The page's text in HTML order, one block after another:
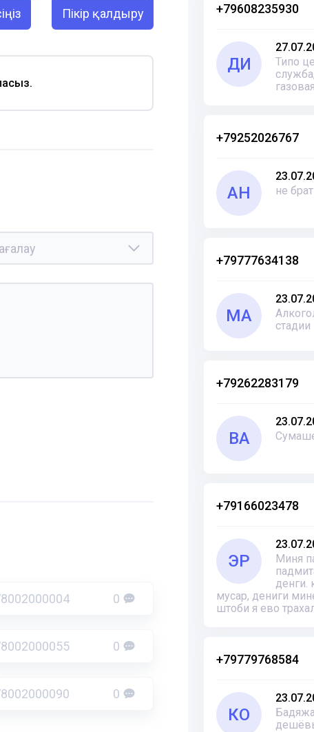
+79608235930
ДИ
Типо
+79252026767
АН
не
+79777634138
МА
стадии
+79262283179
ВА
+79166023478
ЭР
Миня
денги.
мусар, дениги
штоби я ево
+79779768584
КО
Пікір қалдыру
0
0
0